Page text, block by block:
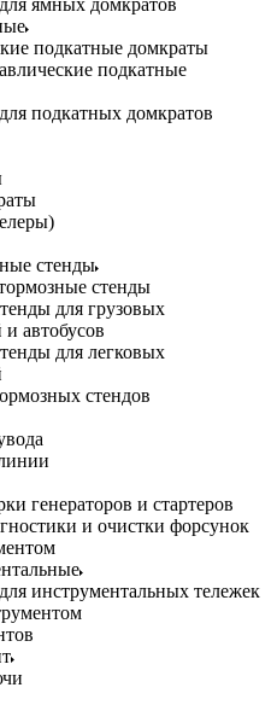
ямных домкратов
подкатные домкраты
подкатные
подкатных домкратов
стенды
стенды
для грузовых
автобусов
для легковых
стендов
генераторов и стартеров
и очистки форсунок
инструментальных тележек